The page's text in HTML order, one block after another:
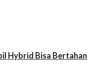
Hybrid Bisa Bertahan